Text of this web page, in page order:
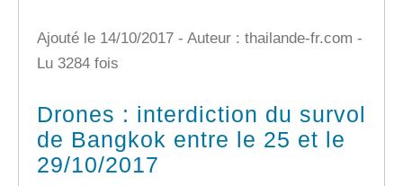
Ajouté le 14/10/2017 - Auteur : thailande-fr.com -
Lu 3284 fois
Drones : interdiction du survol
de Bangkok entre le 25 et le
29/10/2017